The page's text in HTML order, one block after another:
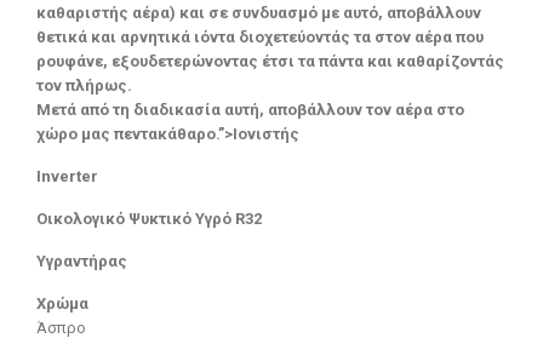
καθαριστής αέρα) και σε συνδυασμό με αυτό, αποβάλλουν
θετικά και αρνητικά ιόντα διοχετεύοντάς τα στον αέρα που
ρουφάνε, εξουδετερώνοντας έτσι τα πάντα και καθαρίζοντάς
τον πλήρως.
Μετά από τη διαδικασία αυτή, αποβάλλουν τον αέρα στο
χώρο μας πεντακάθαρο.”>Ιονιστής
Inverter
Οικολογικό Ψυκτικό Υγρό R32
Υγραντήρας
Χρώμα
Άσπρο